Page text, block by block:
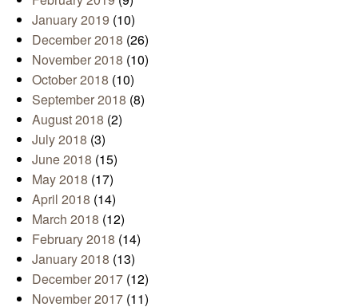
January 2019 (10)
December 2018 (26)
November 2018 (10)
October 2018 (10)
September 2018 (8)
August 2018 (2)
July 2018 (3)
June 2018 (15)
May 2018 (17)
April 2018 (14)
March 2018 (12)
February 2018 (14)
January 2018 (13)
December 2017 (12)
November 2017 (11)